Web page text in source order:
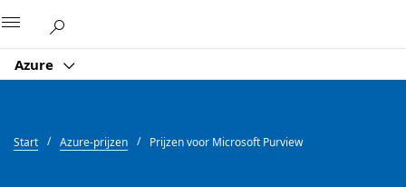
Azure
Start Azure-prijzen Prijzen voor Microsoft Purview